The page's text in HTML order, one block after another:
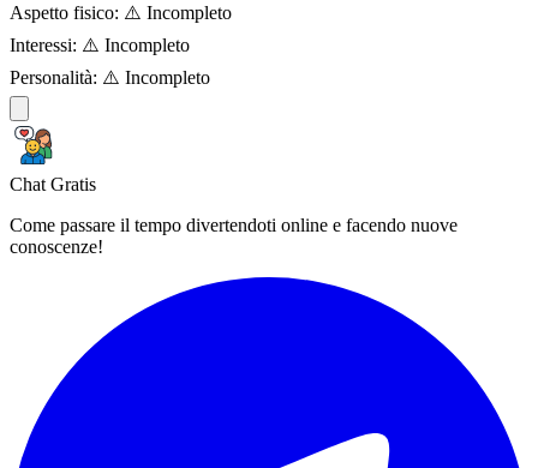
Aspetto fisico: ⚠️ Incompleto
Interessi: ⚠️ Incompleto
Personalità: ⚠️ Incompleto
Chat Gratis
Come passare il tempo divertendoti online e facendo nuove
conoscenze!